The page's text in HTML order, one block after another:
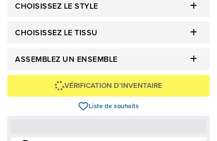
CHOISISSEZ LE STYLE
CHOISISSEZ LE TISSU
ASSEMBLEZ UN ENSEMBLE
VÉRIFICATION D’INVENTAIRE
Liste de souhaits